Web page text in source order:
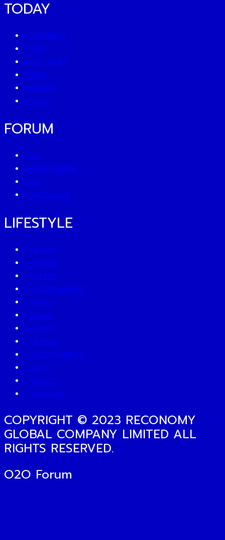
TODAY
ECONOMICS
ESG
INVESTMENT
TREND
BUSINESS
PEOPLE
FORUM
CEO
ENTREPRENEUR
GURU
SUSTAINISM
LIFESTYLE
BEAUTY
CAREER
EATERY
ENTERTAINMENT
FAMILY
LIVING
MONEY
MUTELU
SUSTAINABILITY
TECH
TRAVEL
WELLNESS
COPYRIGHT © 2023 RECONOMY
GLOBAL COMPANY LIMITED ALL
RIGHTS RESERVED.
O2O Forum